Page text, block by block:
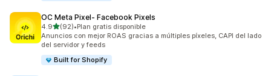
OC Meta Pixel‑ Facebook Pixels
4.9de 5 estrellas
(92)
92 reseñas en total
•Plan gratis disponible
Anuncios con mejor ROAS gracias a múltiples píxeles, CAPI del lado
del servidor y feeds
Built for Shopify